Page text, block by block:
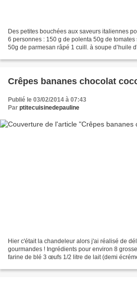
Des petites bouchées aux saveurs italiennes
6 personnes : 150 g de polenta 50g de tomates
50g de parmesan râpé 1 cuill. à soupe d’huile
Crêpes bananes chocolat
Publié le 03/02/2014 à 07:43
Par ptitecuisinedepauline
Hier c'était la chandeleur alors j'ai réalisé de
gourmandes ! Ingrédients pour environ 8
farine de blé 3 œufs 1/2 litre de lait (demi